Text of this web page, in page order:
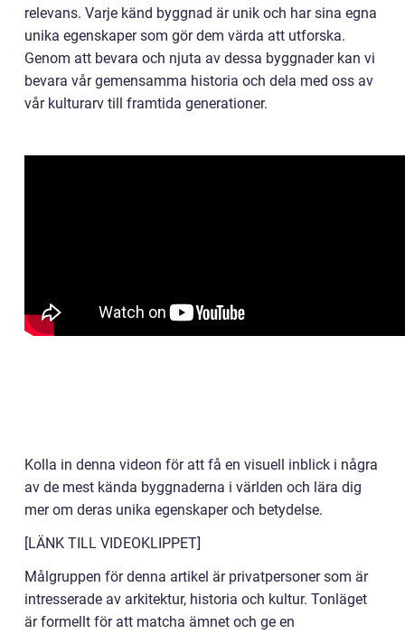
relevans. Varje känd byggnad är unik och har sina egna
unika egenskaper som gör dem värda att utforska.
Genom att bevara och njuta av dessa byggnader kan vi
bevara vår gemensamma historia och dela med oss av
vår kulturarv till framtida generationer.
Kolla in denna videon för att få en visuell inblick i några
av de mest kända byggnaderna i världen och lära dig
mer om deras unika egenskaper och betydelse.
[LÄNK TILL VIDEOKLIPPET]
Målgruppen för denna artikel är privatpersoner som är
intresserade av arkitektur, historia och kultur. Tonläget
är formellt för att matcha ämnet och ge en